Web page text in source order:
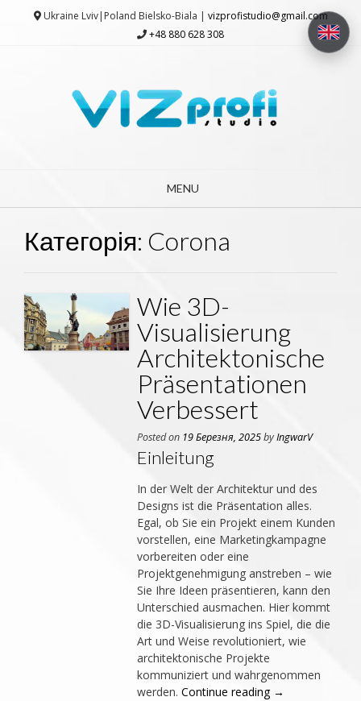
Ukraine Lviv|Poland Bielsko-Biala | vizprofistudio@gmail.com
+48 880 628 308
MENU
Категорія: Corona
Wie 3D-
Visualisierung
Architektonische
Präsentationen
Verbessert
Posted on 19 Березня, 2025byIngwarV
Einleitung
In der Welt der Architektur und des
Designs ist die Präsentation alles.
Egal, ob Sie ein Projekt einem Kunden
vorstellen, eine Marketingkampagne
vorbereiten oder eine
Projektgenehmigung anstreben – wie
Sie Ihre Ideen präsentieren, kann den
Unterschied ausmachen. Hier kommt
die 3D-Visualisierung ins Spiel, die die
Art und Weise revolutioniert, wie
architektonische Projekte
kommuniziert und wahrgenommen
werden. Continue reading →